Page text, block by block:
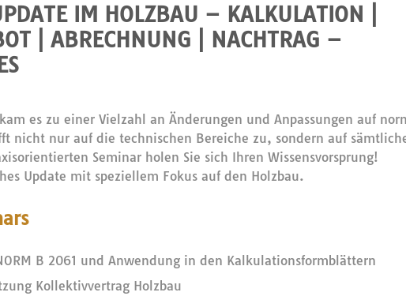
IM HOLZBAU – KALKULATION |
| ABRECHNUNG | NACHTRAG –
es zu einer Vielzahl an Änderungen und Anpassungen auf
nicht nur auf die technischen Bereiche zu, sondern auf
Seminar holen Sie sich Ihren Wissensvorsprung!
Update mit speziellem Fokus auf den Holzbau.
B 2061 und Anwendung in den Kalkulationsformblättern
Kollektivvertrag Holzbau